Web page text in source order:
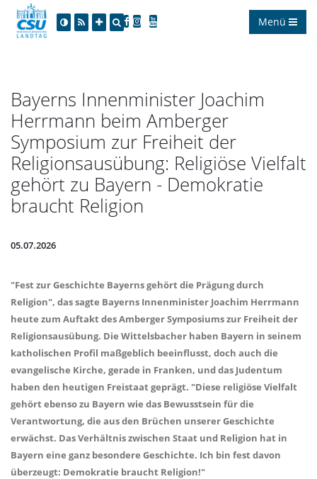
Menü
Bayerns Innenminister Joachim
Herrmann beim Amberger
Symposium zur Freiheit der
Religionsausübung: Religiöse Vielfalt
gehört zu Bayern - Demokratie
braucht Religion
05.07.2026
"Fest zur Geschichte Bayerns gehört die Prägung durch
Religion", das sagte Bayerns Innenminister Joachim Herrmann
heute zum Auftakt des Amberger Symposiums zur Freiheit der
Religionsausübung. Die Wittelsbacher haben Bayern in seinem
katholischen Profil maßgeblich beeinflusst, doch auch die
evangelische Kirche, gerade in Franken, und das Judentum
haben den heutigen Freistaat geprägt. "Diese religiöse Vielfalt
gehört ebenso zu Bayern wie das Bewusstsein für die
Verantwortung, die aus den Brüchen unserer Geschichte
erwächst. Das Verhältnis zwischen Staat und Religion hat in
Bayern eine ganz besondere Geschichte. Ich bin fest davon
überzeugt: Demokratie braucht Religion!"